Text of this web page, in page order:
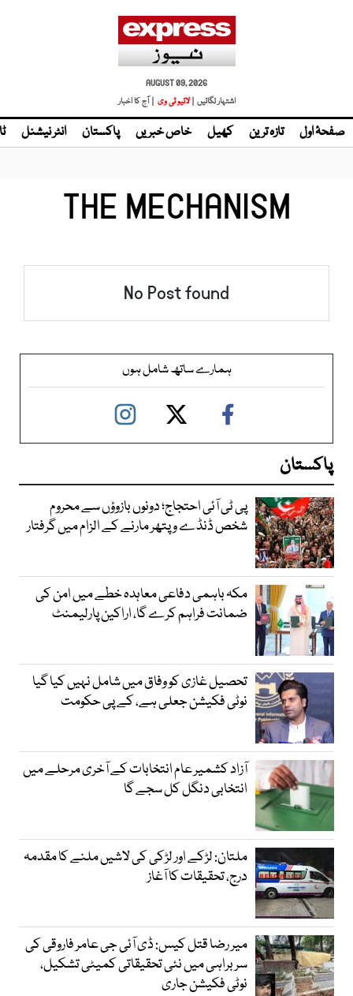
AUGUST 09, 2026
اشتہار لگائیں | لائیو ٹی وی | آج کا اخبار
صفحۂ اول تازہ ترین کھیل خاص خبریں پاکستان انٹر نیشنل
THE MECHANISM
No Post found
ہمارے ساتھ شامل ہوں
پاکستان
پی ٹی آئی احتجاج؛ دونوں بازوؤں سے محروم
شخص ڈنڈے و پتھر مارنے کے الزام میں گرفتار
مکہ باہمی دفاعی معاہدہ خطے میں امن کی
ضمانت فراہم کرے گا، اراکین پارلیمنٹ
تحصیل غازی کو وفاق میں شامل نہیں کیا گیا
نوٹی فکیشن جعلی ہے، کے پی حکومت
آزاد کشمیر عام انتخابات کے آخری مرحلے میں
انتخابی دنگل کل سجے گا
ملتان: لڑکے اور لڑکی کی لاشیں ملنے کا مقدمہ
درج، تحقیقات کا آغاز
میر رضا قتل کیس: ڈی آئی جی عامر فاروقی کی
سربراہی میں نئی تحقیقاتی کمیٹی تشکیل،
نوٹی فکیشن جاری